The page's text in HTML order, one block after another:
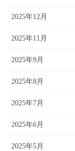
2025年12月
2025年11月
2025年9月
2025年8月
2025年7月
2025年6月
2025年5月